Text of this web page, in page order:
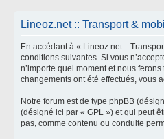
Lineoz.net :: Transport &
En accédant à « Lineoz.net ::
conditions suivantes. Si vous
n’importe quel moment et nous
changements ont été effectués, vous
Notre forum est de type phpBB
(désigné ici par « GPL ») et qui peut
pas, comme contenu ou conduite